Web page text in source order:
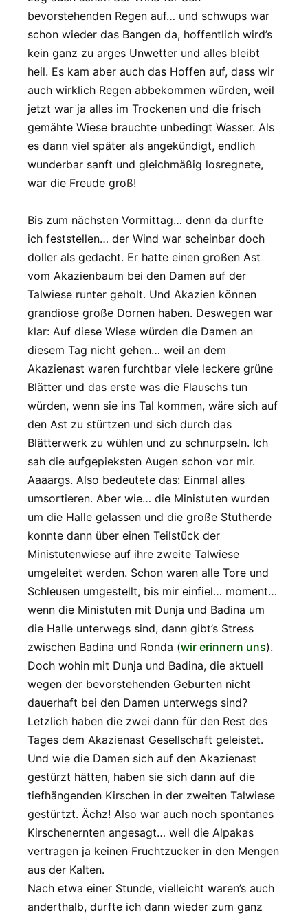
bevorstehenden Regen auf… und schwups war
schon wieder das Bangen da, hoffentlich wird’s
kein ganz zu arges Unwetter und alles bleibt
heil. Es kam aber auch das Hoffen auf, dass wir
auch wirklich Regen abbekommen würden, weil
jetzt war ja alles im Trockenen und die frisch
gemähte Wiese brauchte unbedingt Wasser. Als
es dann viel später als angekündigt, endlich
wunderbar sanft und gleichmäßig losregnete,
war die Freude groß!
Bis zum nächsten Vormittag… denn da durfte
ich feststellen… der Wind war scheinbar doch
doller als gedacht. Er hatte einen großen Ast
vom Akazienbaum bei den Damen auf der
Talwiese runter geholt. Und Akazien können
grandiose große Dornen haben. Deswegen war
klar: Auf diese Wiese würden die Damen an
diesem Tag nicht gehen… weil an dem
Akazienast waren furchtbar viele leckere grüne
Blätter und das erste was die Flauschs tun
würden, wenn sie ins Tal kommen, wäre sich auf
den Ast zu stürtzen und sich durch das
Blätterwerk zu wühlen und zu schnurpseln. Ich
sah die aufgepieksten Augen schon vor mir.
Aaaargs. Also bedeutete das: Einmal alles
umsortieren. Aber wie… die Ministuten wurden
um die Halle gelassen und die große Stutherde
konnte dann über einen Teilstück der
Ministutenwiese auf ihre zweite Talwiese
umgeleitet werden. Schon waren alle Tore und
Schleusen umgestellt, bis mir einfiel… moment…
wenn die Ministuten mit Dunja und Badina um
die Halle unterwegs sind, dann gibt’s Stress
zwischen Badina und Ronda (wir erinnern uns).
Doch wohin mit Dunja und Badina, die aktuell
wegen der bevorstehenden Geburten nicht
dauerhaft bei den Damen unterwegs sind?
Letzlich haben die zwei dann für den Rest des
Tages dem Akazienast Gesellschaft geleistet.
Und wie die Damen sich auf den Akazienast
gestürzt hätten, haben sie sich dann auf die
tiefhängenden Kirschen in der zweiten Talwiese
gestürtzt. Ächz! Also war auch noch spontanes
Kirschenernten angesagt… weil die Alpakas
vertragen ja keinen Fruchtzucker in den Mengen
aus der Kalten.
Nach etwa einer Stunde, vielleicht waren’s auch
anderthalb, durfte ich dann wieder zum ganz